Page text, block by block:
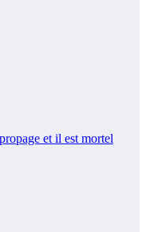
et il est mortel